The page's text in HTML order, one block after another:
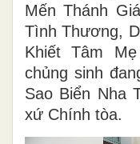
Mến Thánh
Tình Thương,
Khiết Tâm
chủng sinh
Sao Biển Nha
xứ Chính tòa.